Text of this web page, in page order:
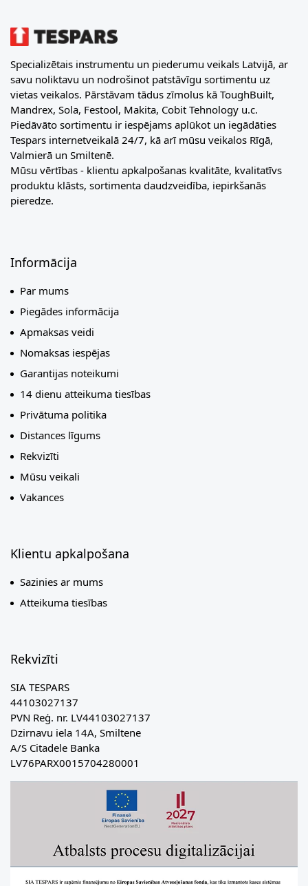
Specializētais instrumentu un piederumu veikals Latvijā, ar
savu noliktavu un nodrošinot patstāvīgu sortimentu uz
vietas veikalos. Pārstāvam tādus zīmolus kā ToughBuilt,
Mandrex, Sola, Festool, Makita, Cobit Tehnology u.c.
Piedāvāto sortimentu ir iespējams aplūkot un iegādāties
Tespars internetveikalā 24/7, kā arī mūsu veikalos Rīgā,
Valmierā un Smiltenē.
Mūsu vērtības - klientu apkalpošanas kvalitāte, kvalitatīvs
produktu klāsts, sortimenta daudzveidība, iepirkšanās
pieredze.
Informācija
Par mums
Piegādes informācija
Apmaksas veidi
Nomaksas iespējas
Garantijas noteikumi
14 dienu atteikuma tiesības
Privātuma politika
Distances līgums
Rekvizīti
Mūsu veikali
Vakances
Klientu apkalpošana
Sazinies ar mums
Atteikuma tiesības
Rekvizīti
SIA TESPARS
44103027137
PVN Reģ. nr. LV44103027137
Dzirnavu iela 14A, Smiltene
A/S Citadele Banka
LV76PARX0015704280001